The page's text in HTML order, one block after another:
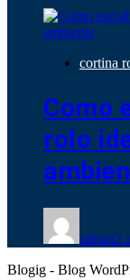
cortina
Como
rolo
admin2
Blogig - Blog